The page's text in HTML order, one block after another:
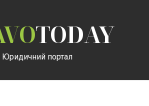
TODAY
Юридичний портал